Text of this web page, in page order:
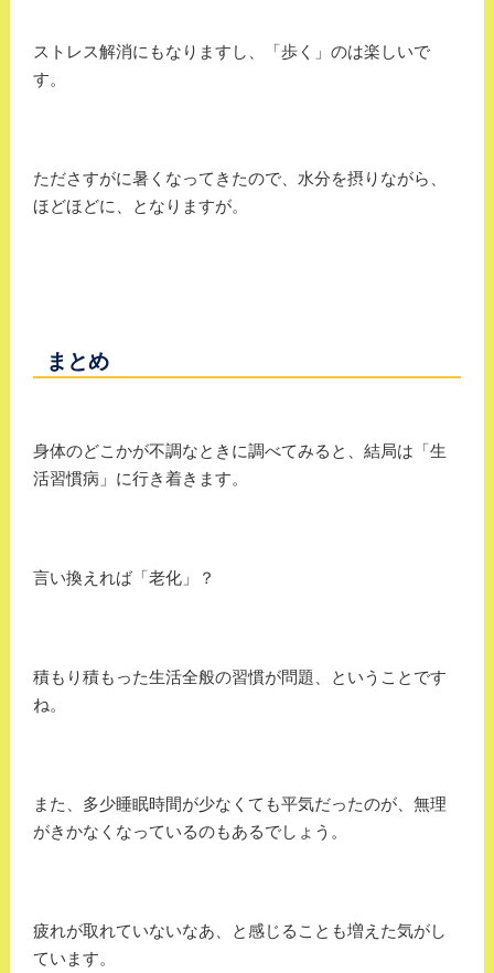
ストレス解消にもなりますし、「歩く」のは楽しいで
す。
たださすがに暑くなってきたので、水分を摂りながら、
ほどほどに、となりますが。
まとめ
身体のどこかが不調なときに調べてみると、結局は「生
活習慣病」に行き着きます。
言い換えれば「老化」？
積もり積もった生活全般の習慣が問題、ということです
ね。
また、多少睡眠時間が少なくても平気だったのが、無理
がきかなくなっているのもあるでしょう。
疲れが取れていないなあ、と感じることも増えた気がし
ています。